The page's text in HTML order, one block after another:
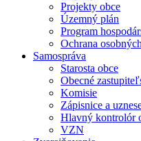
Projekty obce
Územný plán
Program
Ochrana
Samospráva
Starosta obce
Obecné
Komisie
Zápisnice a
Hlavný kontrolór
VZN